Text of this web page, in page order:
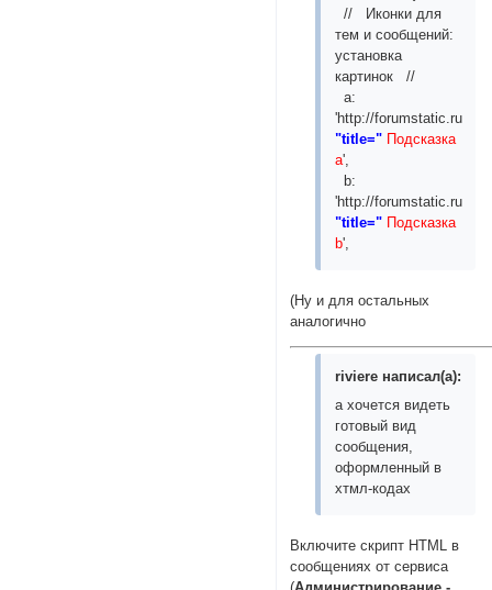
// Иконки для
тем и сообщений:
установка
картинок //
a:
'http://forumstatic.ru/
"title=" Подсказка
a',
b:
'http://forumstatic.ru/
"title=" Подсказка
b',
(Ну и для остальных
аналогично
riviere написал(а):
а хочется видеть
готовый вид
сообщения,
оформленный в
хтмл-кодах
Включите скрипт HTML в
сообщениях от сервиса